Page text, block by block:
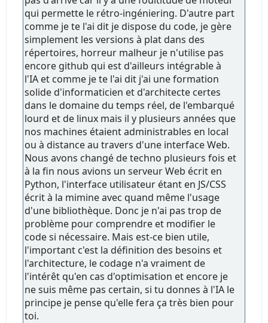
qui permette le rétro-ingéniering. D'autre part
comme je te l'ai dit je dispose du code, je gère
simplement les versions à plat dans des
répertoires, horreur malheur je n'utilise pas
encore github qui est d'ailleurs intégrable à
l'IA et comme je te l'ai dit j'ai une formation
solide d'informaticien et d'architecte certes
dans le domaine du temps réel, de l'embarqué
lourd et de linux mais il y plusieurs années que
nos machines étaient administrables en local
ou à distance au travers d'une interface Web.
Nous avons changé de techno plusieurs fois et
à la fin nous avions un serveur Web écrit en
Python, l'interface utilisateur étant en JS/CSS
écrit à la mimine avec quand même l'usage
d'une bibliothèque. Donc je n'ai pas trop de
problème pour comprendre et modifier le
code si nécessaire. Mais est-ce bien utile,
l'important c'est la définition des besoins et
l'architecture, le codage n'a vraiment de
l'intérêt qu'en cas d'optimisation et encore je
ne suis même pas certain, si tu donnes à l'IA le
principe je pense qu'elle fera ça très bien pour
toi.